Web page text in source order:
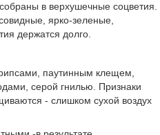
в верхушечные соцветия.
ярко-зеленые,
держатся долго.
паутинным клещем,
серой гнилью. Признаки
- слишком сухой воздух